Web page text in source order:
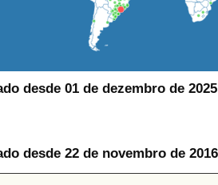
desde 01 de dezembro de
desde 22 de novembro de